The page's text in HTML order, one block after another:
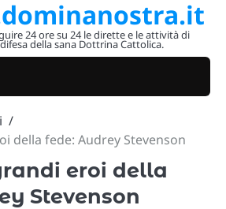
24 ore su 24 le dirette e le attività di
della sana Dottrina Cattolica.
della fede: Audrey Stevenson
eroi della
Stevenson